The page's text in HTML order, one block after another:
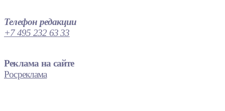
Телефон редакции
+7 495 232 63 33
Реклама на сайте
Росреклама